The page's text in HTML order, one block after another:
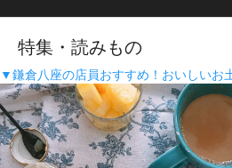
特集・読みもの
▼鎌倉八座の店員おすすめ！おいしいお